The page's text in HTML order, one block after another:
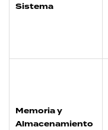
Sistema
Memoria y
Almacenamiento